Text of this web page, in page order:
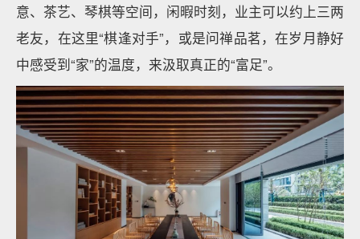
意、茶艺、琴棋等空间，闲暇时刻，业主可以约上三两
老友，在这里“棋逢对手”，或是问禅品茗，在岁月静好
中感受到“家”的温度，来汲取真正的“富足”。